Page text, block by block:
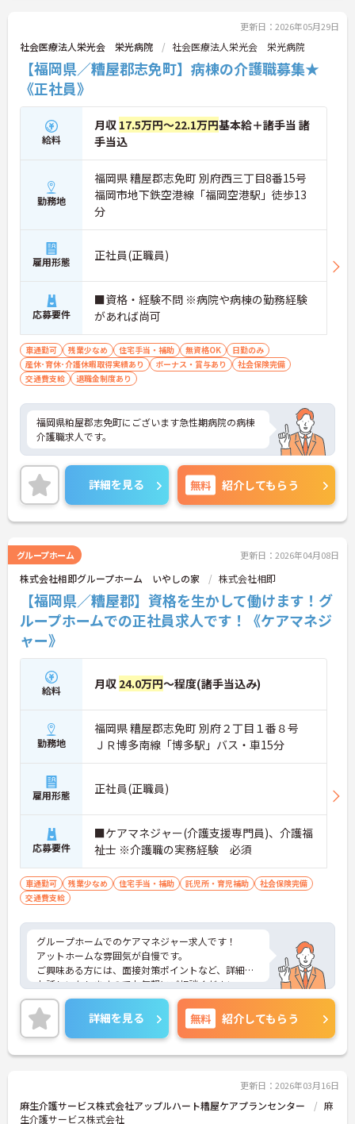
更新日：2026年05月29日
社会医療法人栄光会 栄光病院 社会医療法人栄光会 栄光病院
【福岡県／糟屋郡志免町】病棟の介護職募集★
《正社員》
給料
月収 17.5万円～22.1万円基本給＋諸手当 諸
手当込
勤務地
福岡県 糟屋郡志免町 別府西三丁目8番15号
福岡市地下鉄空港線「福岡空港駅」徒歩13
分
雇用形態 正社員(正職員)
応募要件
■資格・経験不問 ※病院や病棟の勤務経験
があれば尚可
車通勤可 残業少なめ 住宅手当・補助 無資格OK
日勤のみ
産休･育休･介護休暇取得実績あり
ボーナス・賞与あり
社会保険完備
交通費支給
退職金制度あり
福岡県粕屋郡志免町にございます急性期病院の病棟
介護職求人です。
詳細を見る 無料 紹介してもらう
グループホーム 更新日：2026年04月08日
株式会社相即グループホーム いやしの家 株式会社相即
【福岡県／糟屋郡】資格を生かして働けます！グ
ループホームでの正社員求人です！《ケアマネジ
ャー》
給料 月収 24.0万円～程度(諸手当込み)
勤務地
福岡県 糟屋郡志免町 別府２丁目１番８号
ＪＲ博多南線「博多駅」バス・車15分
雇用形態 正社員(正職員)
応募要件
■ケアマネジャー(介護支援専門員)、介護福
祉士 ※介護職の実務経験 必須
車通勤可 残業少なめ 住宅手当・補助 託児所・育児補助
社会保険完備
交通費支給
グループホームでのケアマネジャー求人です！
アットホームな雰囲気が自慢です。
ご興味ある方には、面接対策ポイントなど、詳細を
お話しいたしますのでお気軽にご相談ください。
詳細を見る 無料 紹介してもらう
更新日：2026年03月16日
麻生介護サービス株式会社アップルハート糟屋ケアプランセンター
麻
生介護サービス株式会社